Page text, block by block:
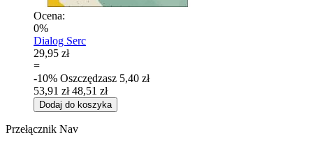
Ocena:
0%
Dialog Serc
29,95 zł
=
-10% Oszczędzasz 5,40 zł
53,91 zł 48,51 zł
Dodaj do koszyka
Przełącznik Nav